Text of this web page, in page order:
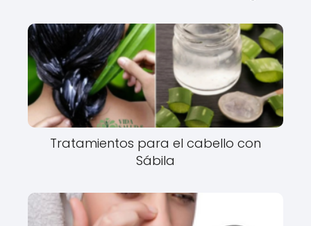
Tratamientos para el cabello con
Sábila